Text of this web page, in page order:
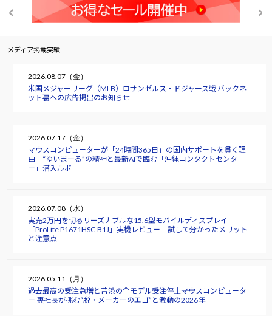
メディア掲載実績
2026.08.07（金）
米国メジャーリーグ（MLB）ロサンゼルス・ドジャース戦 バックネ
ット裏への広告掲出のお知らせ
2026.07.17（金）
マウスコンピューターが「24時間365日」の国内サポートを貫く理
由 “ゆいまーる”の精神と最新AIで臨む「沖縄コンタクトセンタ
ー」潜入ルポ
2026.07.08（水）
実売2万円を切るリーズナブルな15.6型モバイルディスプレイ
「ProLite P1671HSC-B1J」実機レビュー 試して分かったメリット
と注意点
2026.05.11（月）
過去最高の受注急増と苦渋の全モデル受注停止――マウスコンピュータ
ー 軣社長が挑む“脱・メーカーのエゴ”と激動の2026年